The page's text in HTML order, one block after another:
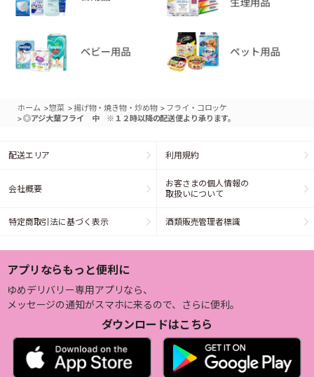
ホーム >惣菜 >揚げ物・焼き物・炒め物 > フライ・コロッケ
>◎アジ大葉フライ 中 ※１２時以降の配送便より承ります。
配送エリア 利用規約
会社概要
お客さまの個人情報の
取扱いについて
特定商取引法に基づく表示 酒類販売管理者標識
アプリならもっと便利に
ゆめデリバリー専用アプリなら、
メッセージの通知がスマホに来るので、さらに便利。
ダウンロードはこちら